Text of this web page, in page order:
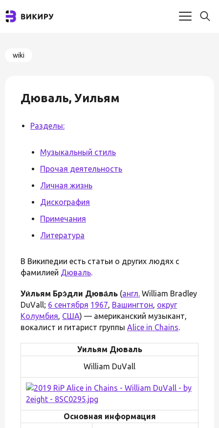
wiki
Дюваль, Уильям
Разделы:
Музыкальный стиль
Прочая деятельность
Личная жизнь
Дискография
Примечания
Литература
В Википедии есть статьи о других людях с
фамилией Дюваль.
Уи́льям Брэ́дли Дюва́ль (англ. William Bradley
DuVall; 6 сентября 1967, Вашингтон, округ
Колумбия, США) — американский музыкант,
вокалист и гитарист группы Alice in Chains.
Уильям Дюваль
William DuVall
Основная информация